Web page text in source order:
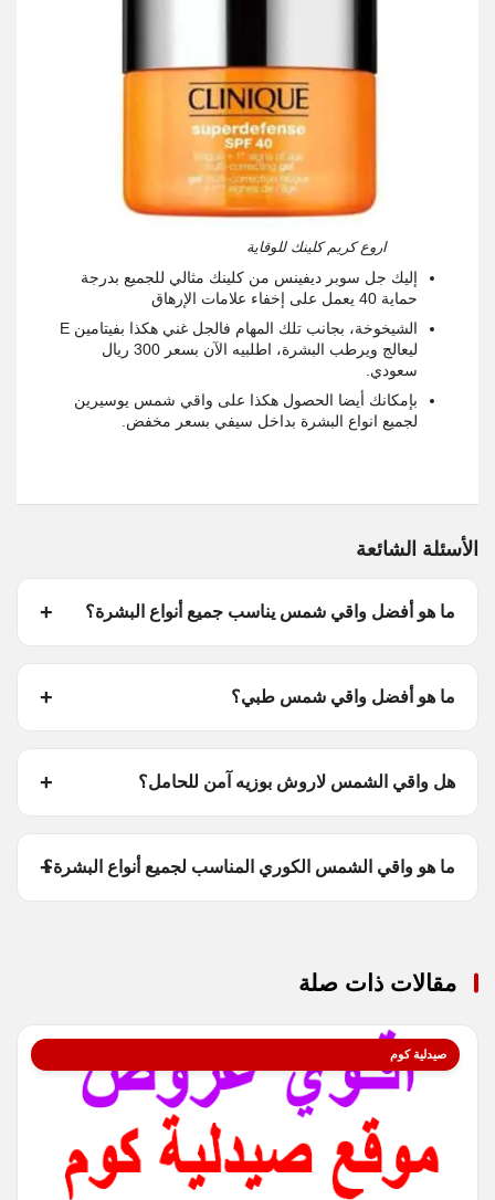
اروع كريم كلينك للوقاية
إليك جل سوبر ديفينس من كلينك مثالي للجميع بدرجة
حماية 40 يعمل على إخفاء علامات الإرهاق
الشيخوخة، بجانب تلك المهام فالجل غني هكذا بفيتامين
ليعالج ويرطب البشرة، اطلبيه الآن بسعر 300 ريال
سعودي.
بإمكانك أيضا الحصول هكذا على واقي شمس يوسيرين
لجميع انواع البشرة بداخل سيفي بسعر مخفض.
الأسئلة الشائعة
ما هو أفضل واقي شمس يناسب جميع أنواع البشرة؟
ما هو أفضل واقي شمس طبي؟
هل واقي الشمس لاروش بوزيه آمن للحامل؟
ما هو واقي الشمس الكوري المناسب لجميع أنواع البشرة؟
مقالات ذات صلة
صيدلية كوم